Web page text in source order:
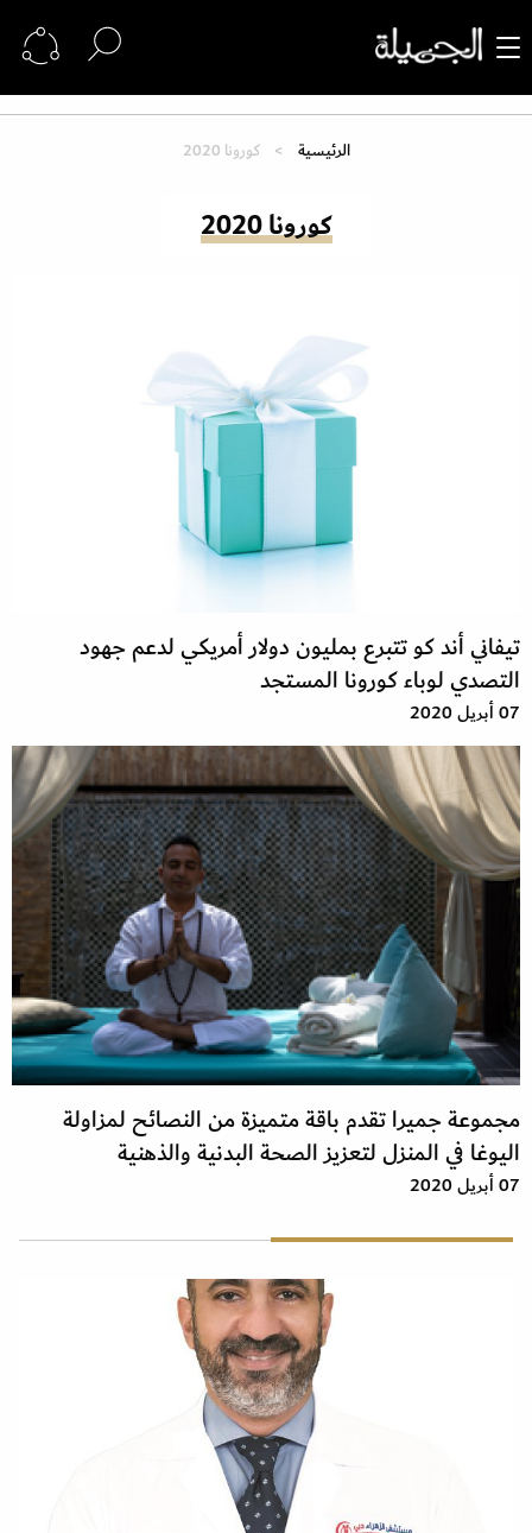
الرئيسية كورونا 2020
كورونا 2020
تيفاني أند كو تتبرع بمليون دولار أمريكي لدعم جهود
التصدي لوباء كورونا المستجد
07 أبريل 2020
مجموعة جميرا تقدم باقة متميزة من النصائح لمزاولة
اليوغا في المنزل لتعزيز الصحة البدنية والذهنية
07 أبريل 2020